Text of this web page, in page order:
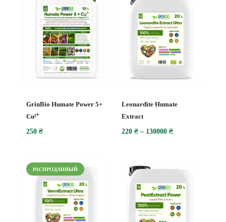
GrinBio Humate Power 5+
Cu²⁺
250 ₴
Leonardite Humate
Extract
220 ₴ – 130000 ₴
РАСПРОДАННЫЙ